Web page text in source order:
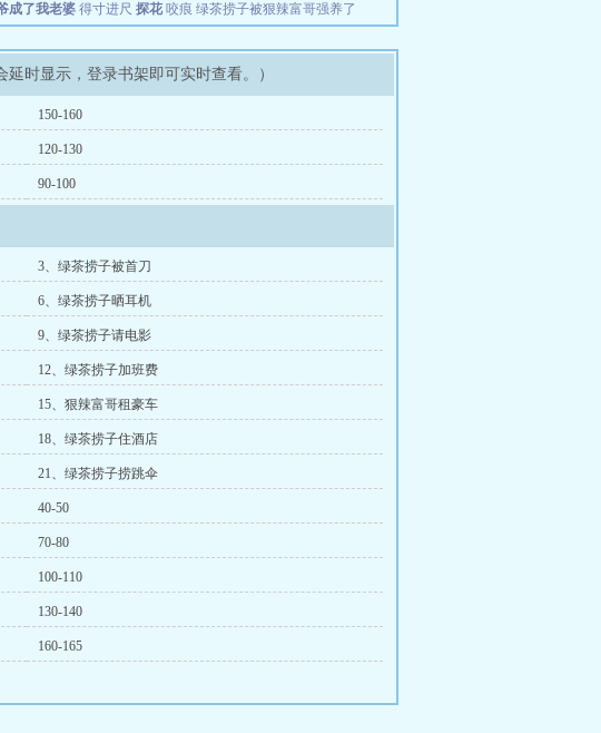
成了我老婆 得寸进尺 探花 咬痕 绿茶捞子被狠辣富哥强养了
延时显示，登录书架即可实时查看。）
150-160
120-130
90-100
3、绿茶捞子被首刀
6、绿茶捞子晒耳机
9、绿茶捞子请电影
12、绿茶捞子加班费
15、狠辣富哥租豪车
18、绿茶捞子住酒店
21、绿茶捞子捞跳伞
40-50
70-80
100-110
130-140
160-165